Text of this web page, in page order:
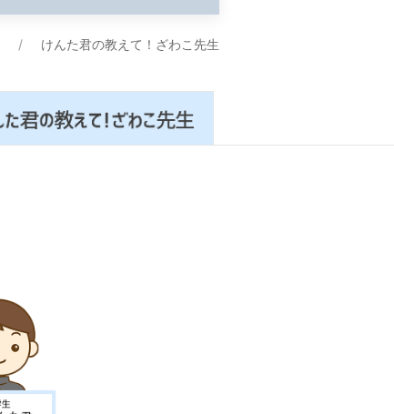
けんた君の教えて！ざわこ先生